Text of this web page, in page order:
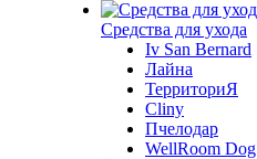
Средства для ухода
Iv San Bernard
Лайна
ТерриториЯ
Cliny
Пчелодар
WellRoom Dog